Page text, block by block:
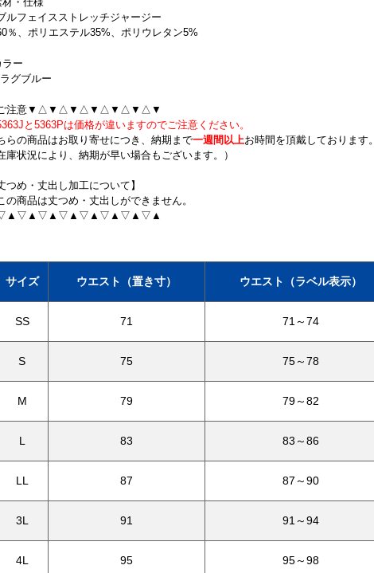
ルフェイスストレッチジャージー
％、ポリエステル35%、ポリウレタン5%
ー
グブルー
注意▼△▼△▼△▼△▼△▼△▼
と5363Pは価格が違いますのでご注意ください。
らの商品はお取り寄せにつき、納期まで一週間以上お時間を頂戴しております。
庫状況により、納期が早い場合もございます。）
つめ・丈出し加工について】
の商品は丈つめ・丈出しができません。
サイズ ウエスト（置き寸） ウエスト（ラベル表示）
SS 71 71～74
S 75 75～78
M 79 79～82
L 83 83～86
LL 87 87～90
3L 91 91～94
4L 95 95～98